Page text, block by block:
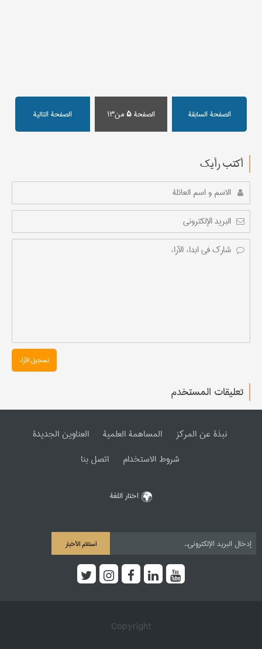
الصفحة السابقة الصفحة۵من۱۳ الصفحة التالیة
أکتب رأیك
تسجیل الآراء
تعليقات المستخدم
نبذة عن المرکز المساهمة العلمیة
العناوین الجدیدة
شروط الاستخدام
اتصل بنا
اختار اللغة
استلام الأخبار
Copyright